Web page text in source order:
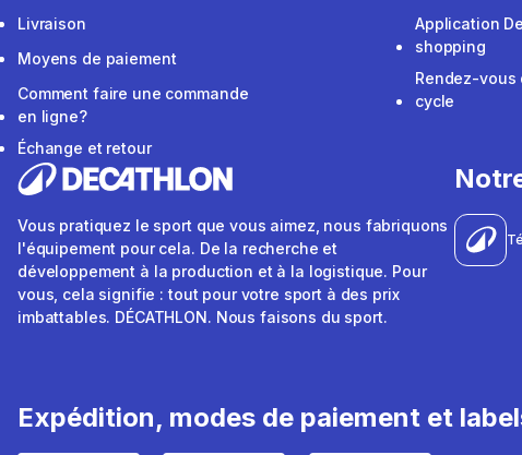
Livraison
Moyens de paiement
Comment faire une commande
en ligne?
Échange et retour
Application
shopping
Rendez-vous
cycle
Vous pratiquez le sport que vous aimez, nous fabriquons
l'équipement pour cela. De la recherche et
développement à la production et à la logistique. Pour
vous, cela signifie : tout pour votre sport à des prix
imbattables. DÉCATHLON. Nous faisons du sport.
Expédition, modes de paiement et